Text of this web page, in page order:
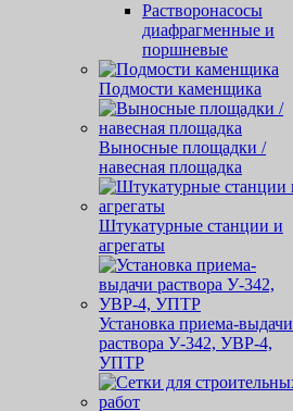
Растворонасосы
диафрагменные и
поршневые
Подмости каменщика
Выносные площадки /
навесная площадка
Штукатурные станции и
агрегаты
Установка приема-выдачи
раствора У-342, УВР-4,
УПТР